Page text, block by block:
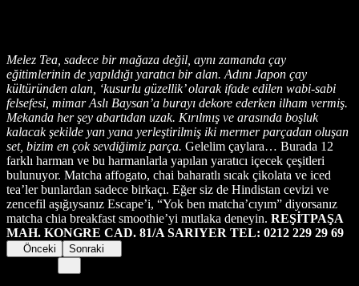
Melez Tea, sadece bir mağaza değil, aynı zamanda çay
eğitimlerinin de yapıldığı yaratıcı bir alan. Adını Japon çay
kültüründen alan, ‘kusurlu güzellik’ olarak ifade edilen wabi-sabi
felsefesi, mimar Aslı Baysan’a burayı dekore ederken ilham vermiş.
Mekanda her şey abartıdan uzak. Kırılmış ve arasında boşluk
kalacak şekilde yan yana yerleştirilmiş iki mermer parçadan oluşan
set, bizim en çok sevdiğimiz parça. Gelelim çaylara… Burada 12
farklı harman ve bu harmanlarla yapılan yaratıcı içecek çeşitleri
bulunuyor. Matcha affogato, chai baharatlı sıcak çikolata ve iced
tea’ler bunlardan sadece birkaçı. Eğer siz de Hindistan cevizi ve
zencefil aşığıysanız Escape’i, “Yok ben matcha’cıyım” diyorsanız
matcha chia breakfast smoothie’yi mutlaka deneyin. REŞİTPAŞA
MAH. KONGRE CAD. 81/A SARIYER TEL: 0212 229 29 69
Önceki Sonraki